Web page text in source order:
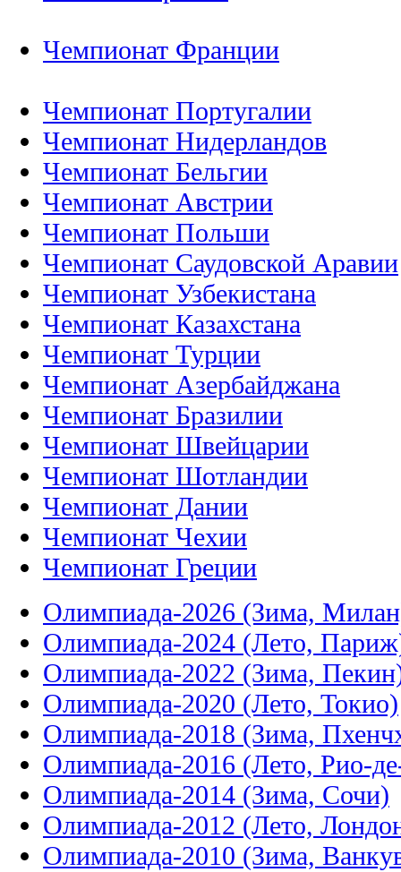
Чемпионат Франции
Чемпионат Португалии
Чемпионат Нидерландов
Чемпионат Бельгии
Чемпионат Австрии
Чемпионат Польши
Чемпионат Саудовской Аравии
Чемпионат Узбекистана
Чемпионат Казахстана
Чемпионат Турции
Чемпионат Азербайджана
Чемпионат Бразилии
Чемпионат Швейцарии
Чемпионат Шотландии
Чемпионат Дании
Чемпионат Чехии
Чемпионат Греции
Олимпиада-2026 (Зима,
Олимпиада-2024 (Лето,
Олимпиада-2022 (Зима,
Олимпиада-2020 (Лето, Токио)
Олимпиада-2018 (Зима,
Олимпиада-2016 (Лето, Рио-
Олимпиада-2014 (Зима, Сочи)
Олимпиада-2012 (Лето,
Олимпиада-2010 (Зима,